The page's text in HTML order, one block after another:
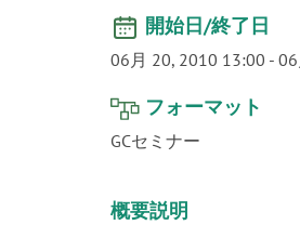
開始日/終了日
06月 20, 2010 13:00 -
フォーマット
GCセミナー
概要説明